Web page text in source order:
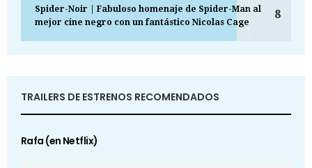
Spider-Noir | Fabuloso homenaje de Spider-Man al
mejor cine negro con un fantástico Nicolas Cage
8
TRAILERS DE ESTRENOS RECOMENDADOS
Rafa (en Netflix)